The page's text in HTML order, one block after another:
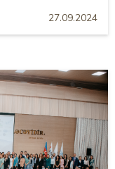
27.09.2024